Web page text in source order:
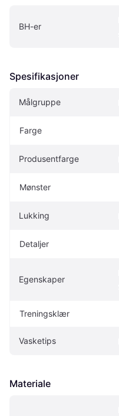
BH-er
Spesifikasjoner
Målgruppe
Farge
Produsentfarge
Mønster
Lukking
Detaljer
Egenskaper
Treningsklær
Vasketips
Materiale